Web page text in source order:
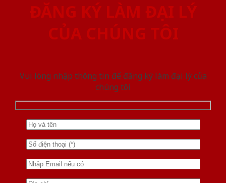
ĐĂNG KÝ LÀM ĐẠI LÝ
CỦA CHÚNG TÔI
Vui lòng nhập thông tin để đăng ký làm đại lý của
chúng tôi